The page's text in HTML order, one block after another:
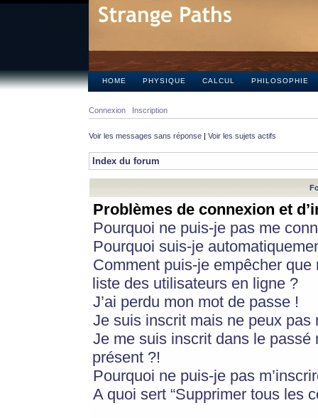
HOME PHYSIQUE CALCUL PHILOSOPHIE
Connexion Inscription
Voir les messages sans réponse | Voir les sujets actifs
Index du forum
Problèmes de connexion et
Pourquoi ne puis-je pas me
Pourquoi suis-je
Comment puis-je empêcher
liste des utilisateurs en ligne ?
J’ai perdu mon mot de passe !
Je suis inscrit mais ne peux pas
Je me suis inscrit dans le
présent ?!
Pourquoi ne puis-je pas
A quoi sert “Supprimer tous les